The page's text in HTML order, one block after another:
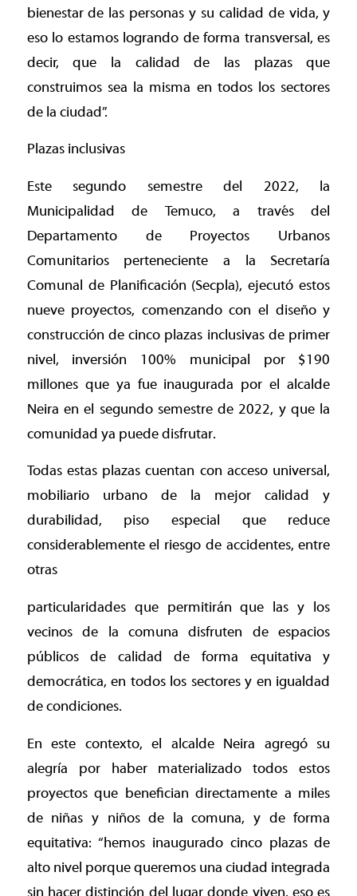
bienestar de las personas y su calidad de vida, y
eso lo estamos logrando de forma transversal, es
decir, que la calidad de las plazas que
construimos sea la misma en todos los sectores
de la ciudad”.
Plazas inclusivas
Este segundo semestre del 2022, la
Municipalidad de Temuco, a través del
Departamento de Proyectos Urbanos
Comunitarios perteneciente a la Secretaría
Comunal de Planificación (Secpla), ejecutó estos
nueve proyectos, comenzando con el diseño y
construcción de cinco plazas inclusivas de primer
nivel, inversión 100% municipal por $190
millones que ya fue inaugurada por el alcalde
Neira en el segundo semestre de 2022, y que la
comunidad ya puede disfrutar.
Todas estas plazas cuentan con acceso universal,
mobiliario urbano de la mejor calidad y
durabilidad, piso especial que reduce
considerablemente el riesgo de accidentes, entre
otras
particularidades que permitirán que las y los
vecinos de la comuna disfruten de espacios
públicos de calidad de forma equitativa y
democrática, en todos los sectores y en igualdad
de condiciones.
En este contexto, el alcalde Neira agregó su
alegría por haber materializado todos estos
proyectos que benefician directamente a miles
de niñas y niños de la comuna, y de forma
equitativa: “hemos inaugurado cinco plazas de
alto nivel porque queremos una ciudad integrada
sin hacer distinción del lugar donde viven, eso es